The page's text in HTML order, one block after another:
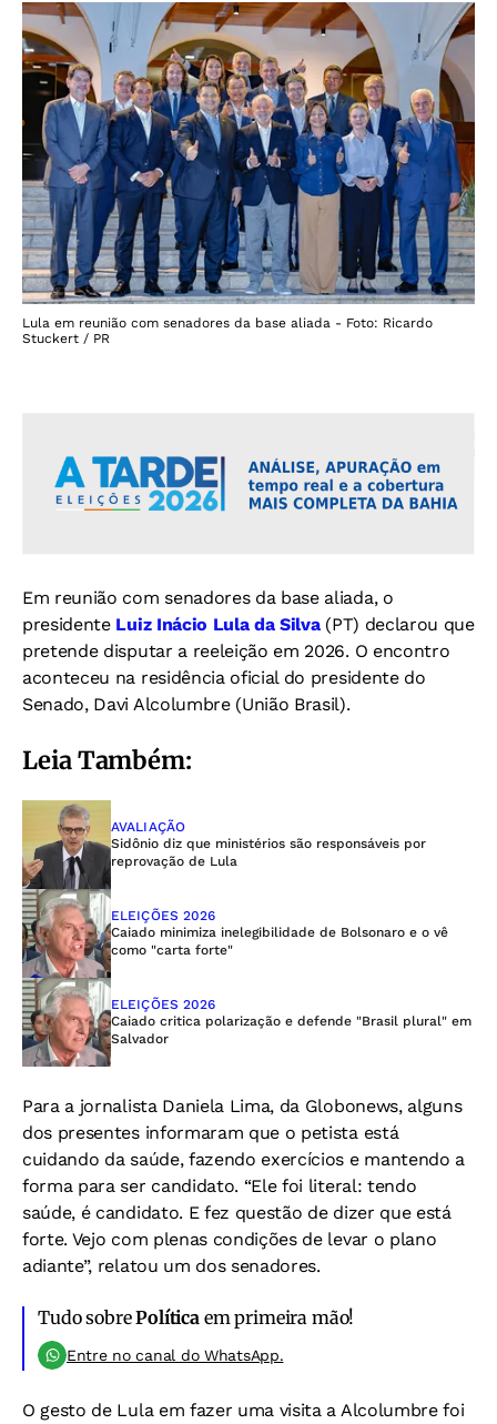
Lula em reunião com senadores da base aliada - Foto: Ricardo
Stuckert / PR
Em reunião com senadores da base aliada, o
presidenteLuiz Inácio Lula da Silva(PT) declarou que
pretende disputar a reeleição em 2026. O encontro
aconteceu na residência oficial do presidente do
Senado, Davi Alcolumbre (União Brasil).
Leia Também:
AVALIAÇÃO
Sidônio diz que ministérios são responsáveis por
reprovação de Lula
ELEIÇÕES 2026
Caiado minimiza inelegibilidade de Bolsonaro e o vê
como "carta forte"
ELEIÇÕES 2026
Caiado critica polarização e defende "Brasil plural" em
Salvador
Para a jornalista Daniela Lima, da Globonews, alguns
dos presentes informaram que o petista está
cuidando da saúde, fazendo exercícios e mantendo a
forma para ser candidato. “Ele foi literal: tendo
saúde, é candidato. E fez questão de dizer que está
forte. Vejo com plenas condições de levar o plano
adiante”, relatou um dos senadores.
Tudo sobrePolítica em primeira mão!
Entre no canal do WhatsApp.
O gesto de Lula em fazer uma visita a Alcolumbre foi